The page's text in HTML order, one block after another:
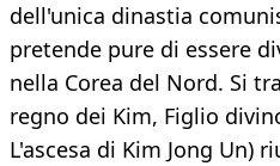
dell'unica dinastia
pretende pure di essere
nella Corea del Nord. Si
regno dei Kim, Figlio
L'ascesa di Kim Jong Un)